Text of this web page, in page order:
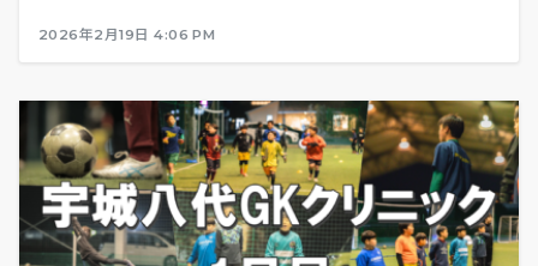
2026年2月19日 4:06 PM